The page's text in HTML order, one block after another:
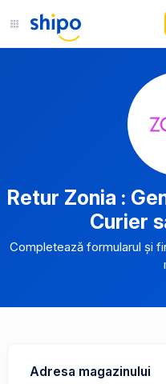
Retur Zonia :
Curier
Completează formularul și
Adresa magazinului